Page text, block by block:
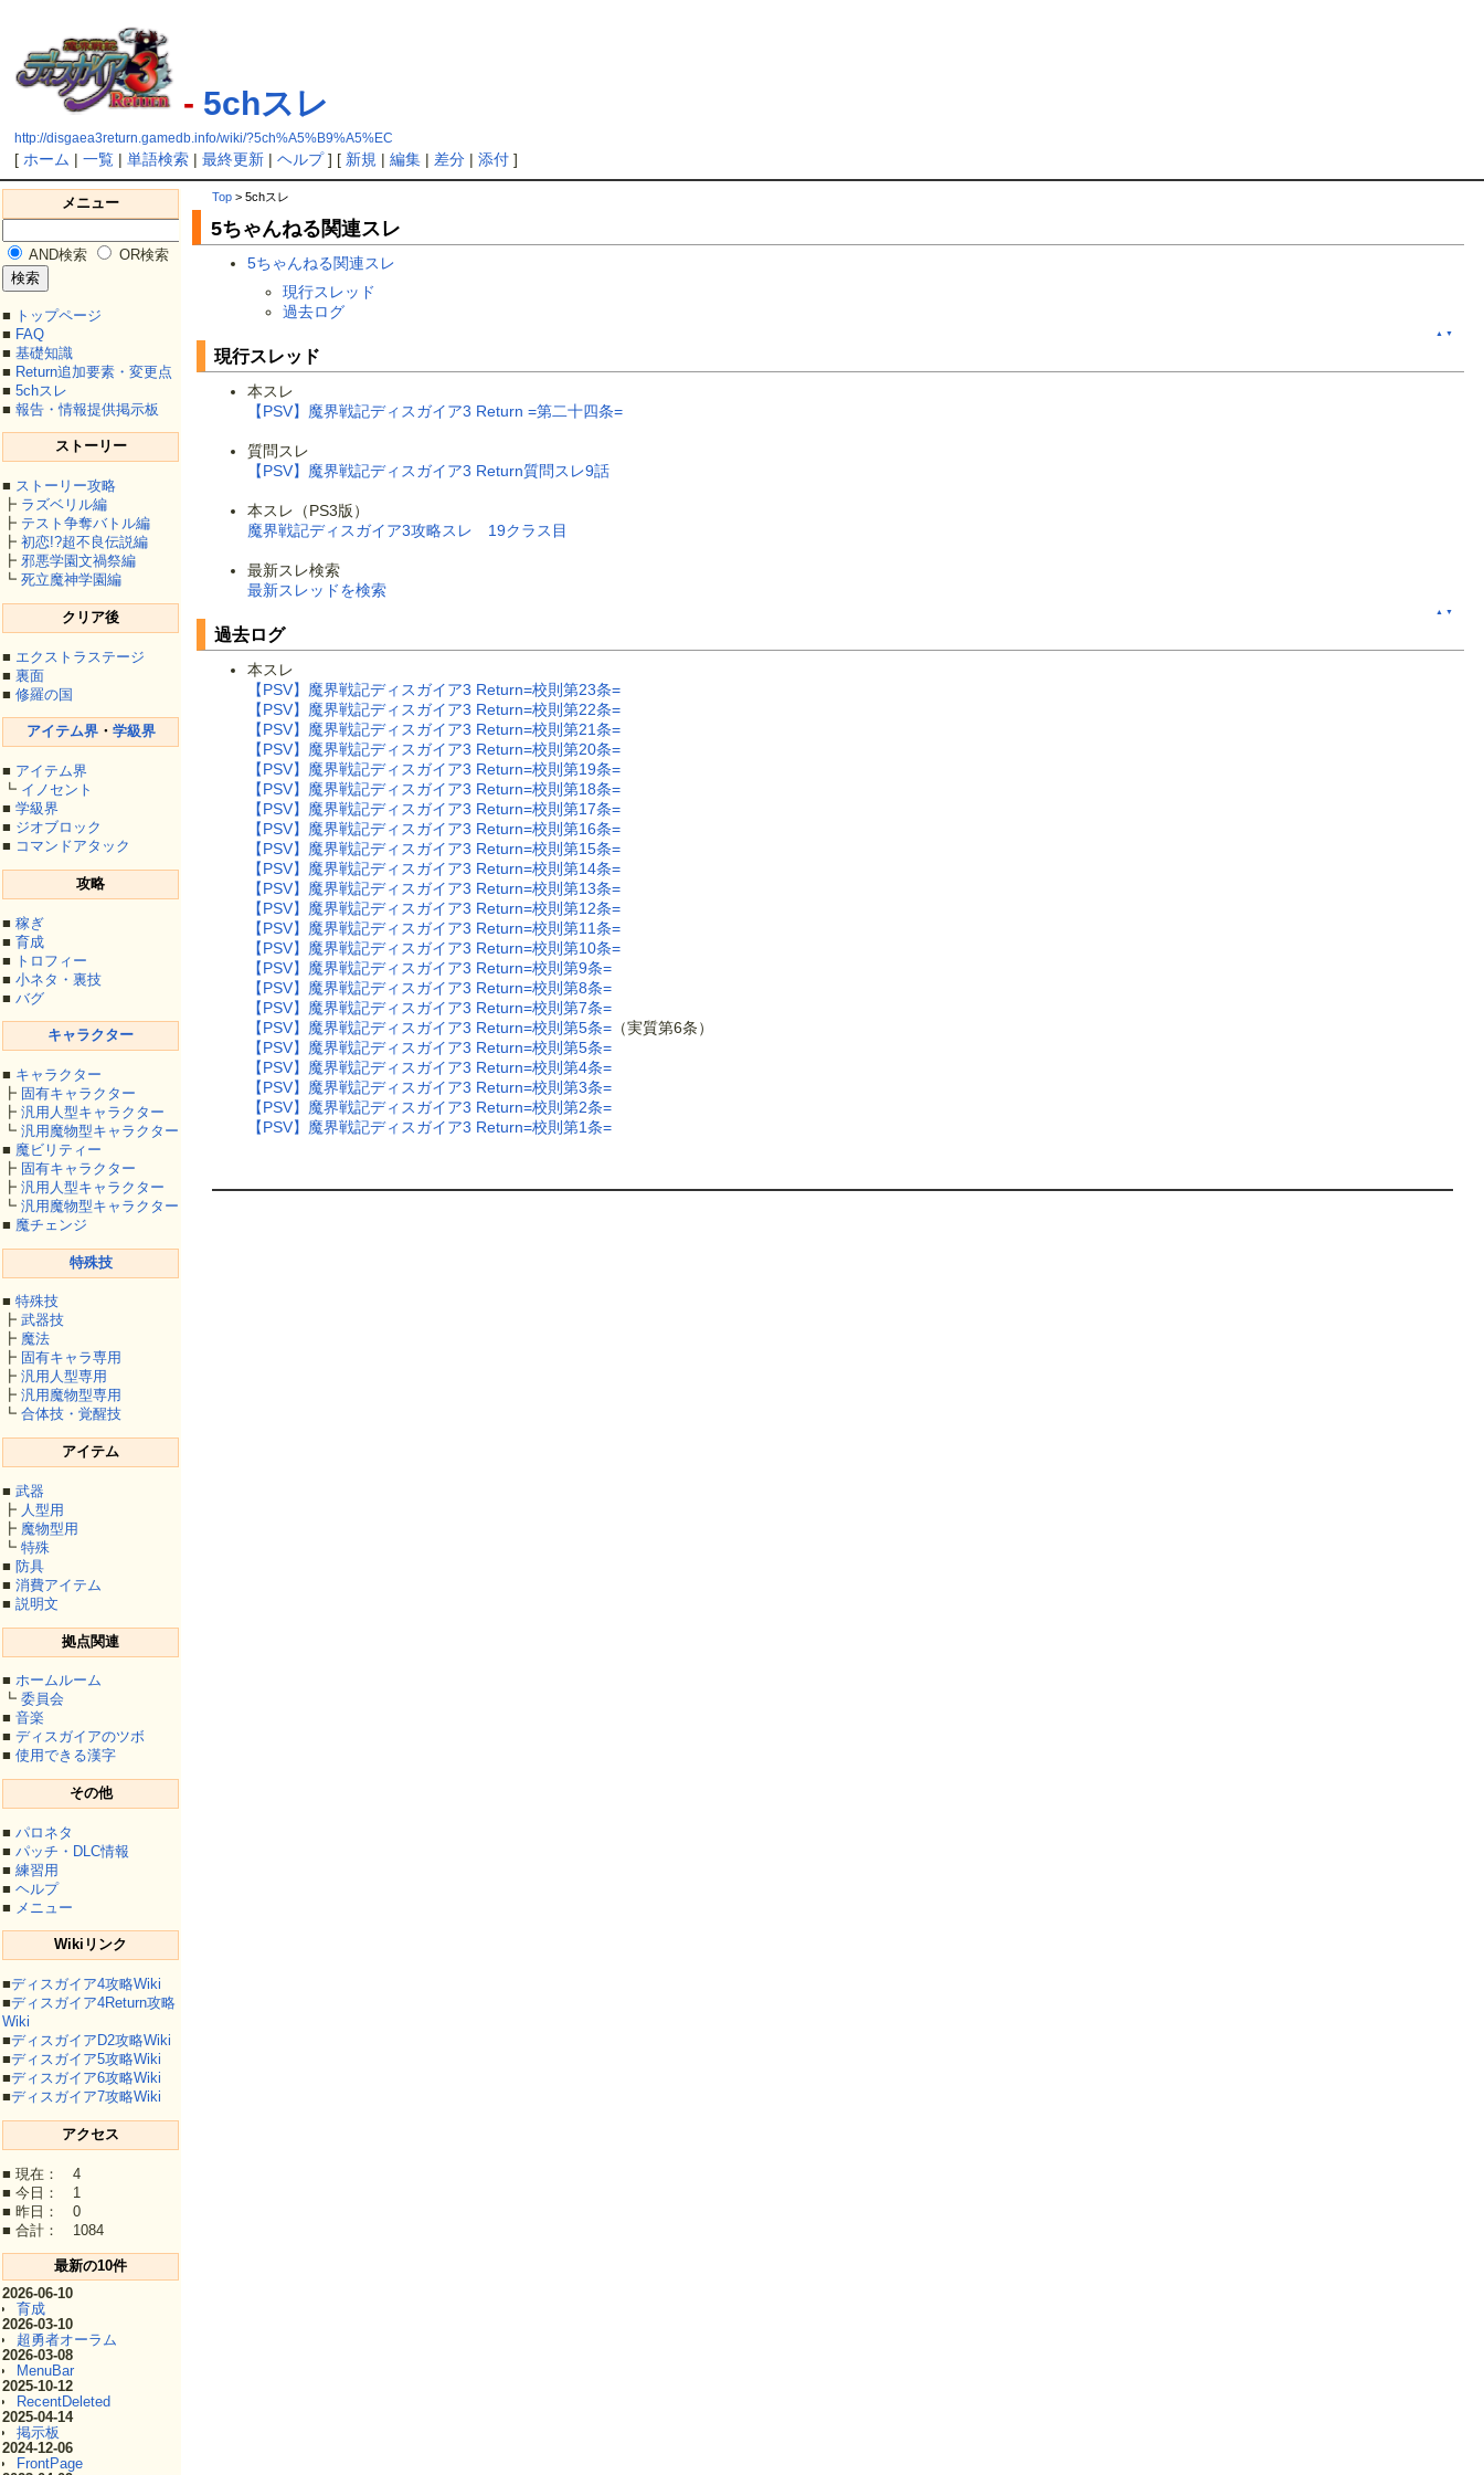
- 5chスレ
http://disgaea3return.gamedb.info/wiki/?5ch%A5%B9%A5%EC
[ ホーム |一覧 |単語検索 |最終更新 |ヘルプ] [ 新規 |編集 | 差分 |添付 ]
メニュー
AND検索 OR検索
■ トップページ
■ FAQ
■ 基礎知識
■ Return追加要素・変更点
■ 5chスレ
■ 報告・情報提供掲示板
ストーリー
■ ストーリー攻略
┣ ラズベリル編
┣ テスト争奪バトル編
┣ 初恋!?超不良伝説編
┣ 邪悪学園文禍祭編
┗ 死立魔神学園編
クリア後
■ エクストラステージ
■ 裏面
■ 修羅の国
アイテム界・ 学級界
■ アイテム界
┗ イノセント
■ 学級界
■ ジオブロック
■ コマンドアタック
攻略
■ 稼ぎ
■ 育成
■ トロフィー
■ 小ネタ・裏技
■ バグ
キャラクター
■ キャラクター
┣ 固有キャラクター
┣ 汎用人型キャラクター
┗ 汎用魔物型キャラクター
■ 魔ビリティー
┣ 固有キャラクター
┣ 汎用人型キャラクター
┗ 汎用魔物型キャラクター
■ 魔チェンジ
特殊技
■ 特殊技
┣ 武器技
┣ 魔法
┣ 固有キャラ専用
┣ 汎用人型専用
┣ 汎用魔物型専用
┗ 合体技・覚醒技
アイテム
■ 武器
┣ 人型用
┣ 魔物型用
┗ 特殊
■ 防具
■ 消費アイテム
■ 説明文
拠点関連
■ ホームルーム
┗ 委員会
■ 音楽
■ ディスガイアのツボ
■ 使用できる漢字
その他
■ パロネタ
■ パッチ・DLC情報
■ 練習用
■ ヘルプ
■ メニュー
Wikiリンク
■ディスガイア4攻略Wiki
■ディスガイア4Return攻略
Wiki
■ディスガイアD2攻略Wiki
■ディスガイア5攻略Wiki
■ディスガイア6攻略Wiki
■ディスガイア7攻略Wiki
アクセス
■ 現在： 4
■ 今日： 1
■ 昨日： 0
■ 合計： 1084
最新の10件
2026-06-10
育成
2026-03-10
超勇者オーラム
2026-03-08
MenuBar
2025-10-12
RecentDeleted
2025-04-14
掲示板
2024-12-06
FrontPage
Top > 5chスレ
5ちゃんねる関連スレ
5ちゃんねる関連スレ
現行スレッド
過去ログ
▲ ▼
現行スレッド
本スレ
【PSV】魔界戦記ディスガイア3 Return =第二十四条=
質問スレ
【PSV】魔界戦記ディスガイア3 Return質問スレ9話
本スレ（PS3版）
魔界戦記ディスガイア3攻略スレ 19クラス目
最新スレ検索
最新スレッドを検索
▲ ▼
過去ログ
本スレ
【PSV】魔界戦記ディスガイア3 Return=校則第23条=
【PSV】魔界戦記ディスガイア3 Return=校則第22条=
【PSV】魔界戦記ディスガイア3 Return=校則第21条=
【PSV】魔界戦記ディスガイア3 Return=校則第20条=
【PSV】魔界戦記ディスガイア3 Return=校則第19条=
【PSV】魔界戦記ディスガイア3 Return=校則第18条=
【PSV】魔界戦記ディスガイア3 Return=校則第17条=
【PSV】魔界戦記ディスガイア3 Return=校則第16条=
【PSV】魔界戦記ディスガイア3 Return=校則第15条=
【PSV】魔界戦記ディスガイア3 Return=校則第14条=
【PSV】魔界戦記ディスガイア3 Return=校則第13条=
【PSV】魔界戦記ディスガイア3 Return=校則第12条=
【PSV】魔界戦記ディスガイア3 Return=校則第11条=
【PSV】魔界戦記ディスガイア3 Return=校則第10条=
【PSV】魔界戦記ディスガイア3 Return=校則第9条=
【PSV】魔界戦記ディスガイア3 Return=校則第8条=
【PSV】魔界戦記ディスガイア3 Return=校則第7条=
【PSV】魔界戦記ディスガイア3 Return=校則第5条= （実質第6条）
【PSV】魔界戦記ディスガイア3 Return=校則第5条=
【PSV】魔界戦記ディスガイア3 Return=校則第4条=
【PSV】魔界戦記ディスガイア3 Return=校則第3条=
【PSV】魔界戦記ディスガイア3 Return=校則第2条=
【PSV】魔界戦記ディスガイア3 Return=校則第1条=